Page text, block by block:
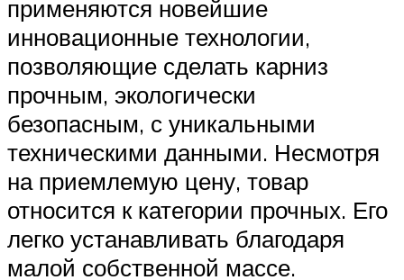
применяются новейшие
инновационные технологии,
позволяющие сделать карниз
прочным, экологически
безопасным, с уникальными
техническими данными. Несмотря
на приемлемую цену, товар
относится к категории прочных. Его
легко устанавливать благодаря
малой собственной массе.